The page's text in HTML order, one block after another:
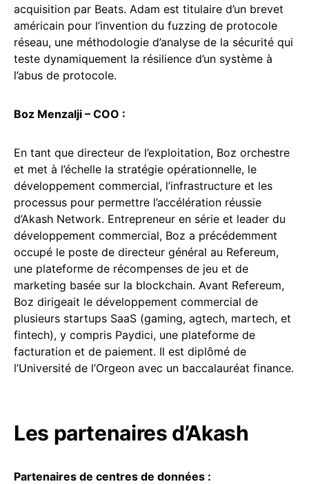
acquisition par Beats. Adam est titulaire d’un brevet
américain pour l’invention du fuzzing de protocole
réseau, une méthodologie d’analyse de la sécurité qui
teste dynamiquement la résilience d’un système à
l’abus de protocole.
Boz Menzalji – COO :
En tant que directeur de l’exploitation, Boz orchestre
et met à l’échelle la stratégie opérationnelle, le
développement commercial, l’infrastructure et les
processus pour permettre l’accélération réussie
d’Akash Network. Entrepreneur en série et leader du
développement commercial, Boz a précédemment
occupé le poste de directeur général au Refereum,
une plateforme de récompenses de jeu et de
marketing basée sur la blockchain. Avant Refereum,
Boz dirigeait le développement commercial de
plusieurs startups SaaS (gaming, agtech, martech, et
fintech), y compris Paydici, une plateforme de
facturation et de paiement. Il est diplômé de
l’Université de l’Orgeon avec un baccalauréat finance.
Les partenaires d’Akash
Partenaires de centres de données :